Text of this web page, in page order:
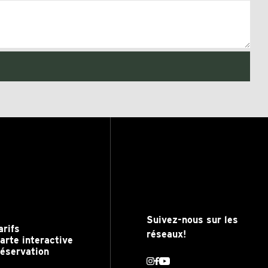
interactive
Suivez-nous sur les
réseaux!
Instagram
Facebook
Youtube